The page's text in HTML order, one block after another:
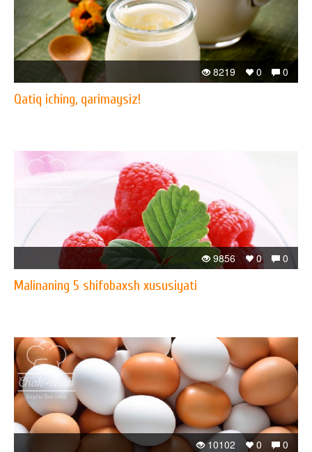
0
0
8219
Qatiq iching, qarimaysiz!
0
0
9856
Malinaning 5 shifobaxsh xususiyati
0
0
10102